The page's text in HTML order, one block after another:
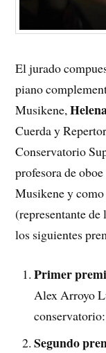
El jurado
piano
Musikene,
Cuerda y
Conservatorio
profesora de
Musikene y
(representante
los siguientes
Primer
Alex Arroyo
Segundo